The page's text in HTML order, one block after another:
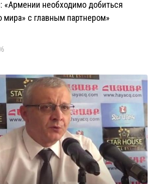
«Армении необходимо добиться
мира» с главным партнером»